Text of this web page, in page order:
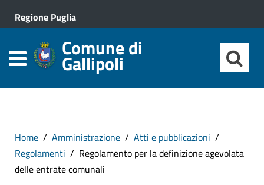
Regione Puglia
Comune di
Gallipoli
Home Amministrazione
Atti e pubblicazioni
Regolamenti
Regolamento per la definizione agevolata
delle entrate comunali